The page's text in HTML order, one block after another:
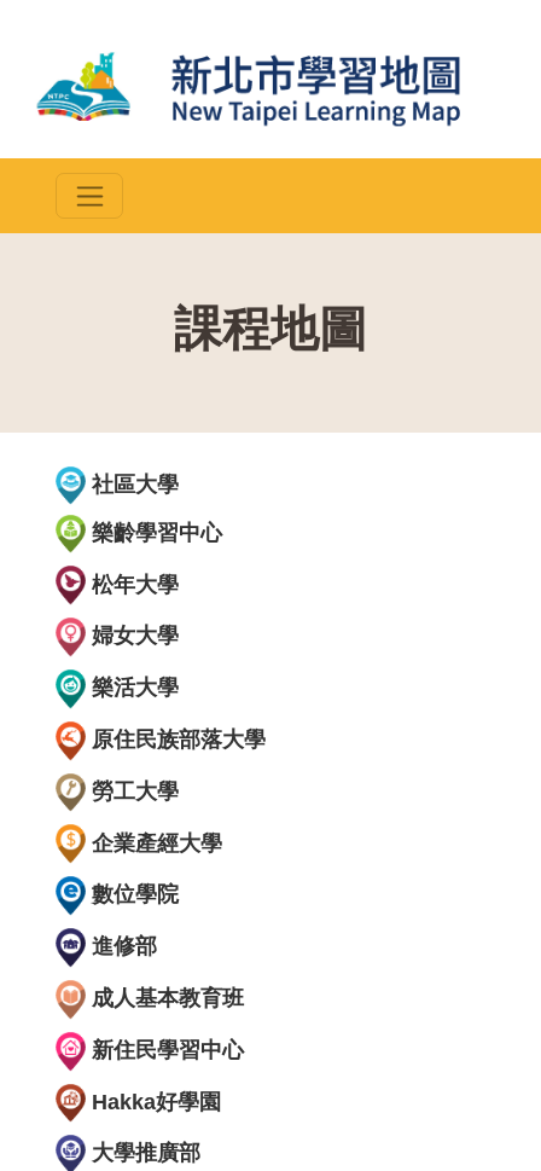
課程地圖
社區大學
樂齡學習中心
松年大學
婦女大學
樂活大學
原住民族部落大學
勞工大學
企業產經大學
數位學院
進修部
成人基本教育班
新住民學習中心
Hakka好學園
大學推廣部